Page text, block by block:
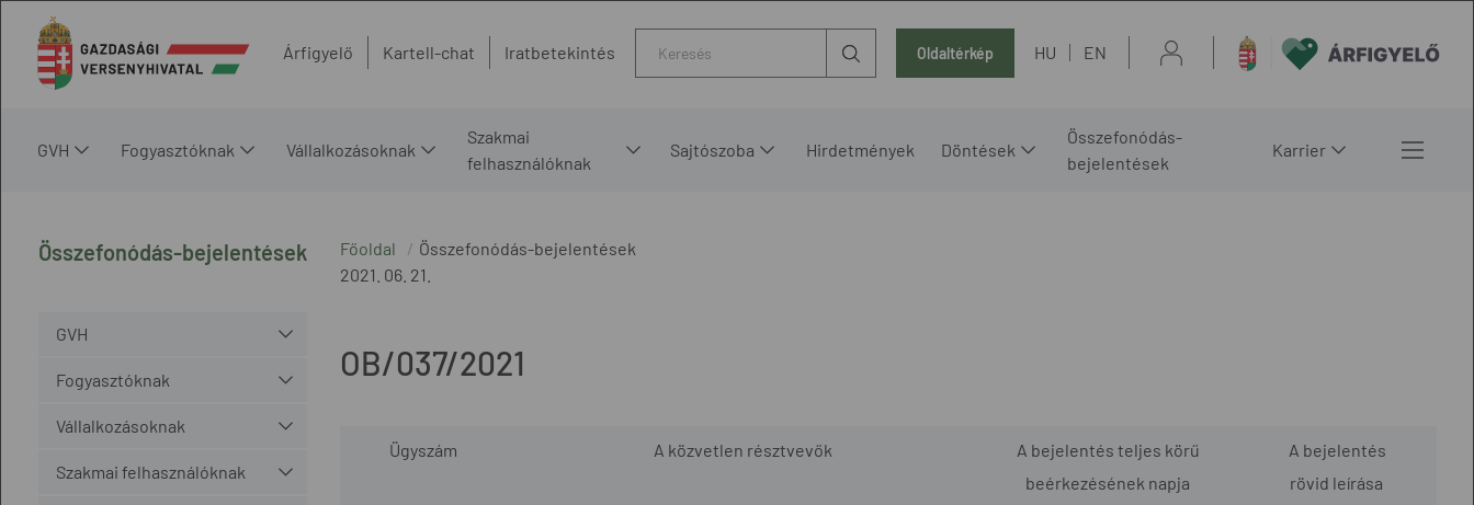
Árfigyelő Kartell-chat Iratbetekintés Oldaltérkép HU EN
GVH Fogyasztóknak Vállalkozásoknak
Szakmai
felhasználóknak
Sajtószoba Hirdetmények Döntések
Összefonódás-
bejelentések
Karrier
Összefonódás-bejelentések
GVH
Fogyasztóknak
Vállalkozásoknak
Szakmai felhasználóknak
Főoldal
Összefonódás-bejelentések
2021. 06. 21.
OB/037/2021
Ügyszám A közvetlen résztvevők
A bejelentés teljes körű
beérkezésének napja
A bejelentés
rövid leírása